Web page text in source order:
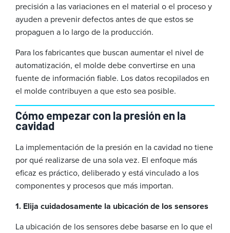
precisión a las variaciones en el material o el proceso y
ayuden a prevenir defectos antes de que estos se
propaguen a lo largo de la producción.
Para los fabricantes que buscan aumentar el nivel de
automatización, el molde debe convertirse en una
fuente de información fiable. Los datos recopilados en
el molde contribuyen a que esto sea posible.
Cómo empezar con la presión en la
cavidad
La implementación de la presión en la cavidad no tiene
por qué realizarse de una sola vez. El enfoque más
eficaz es práctico, deliberado y está vinculado a los
componentes y procesos que más importan.
1. Elija cuidadosamente la ubicación de los sensores
La ubicación de los sensores debe basarse en lo que el